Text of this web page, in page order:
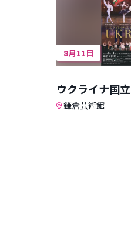
8月11日
ウクライナ国
鎌倉芸術館